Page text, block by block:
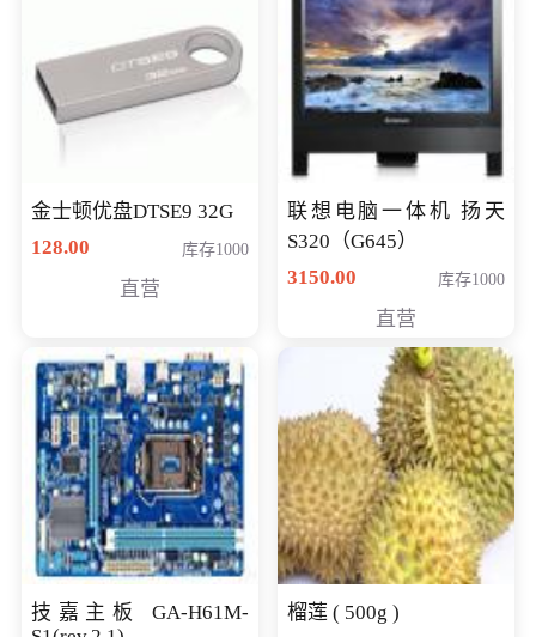
金士顿优盘DTSE9 32G
128.00
库存1000
直营
联想电脑一体机 扬天
S320（G645）
3150.00
库存1000
直营
技嘉主板 GA-H61M-
榴莲 ( 500g )